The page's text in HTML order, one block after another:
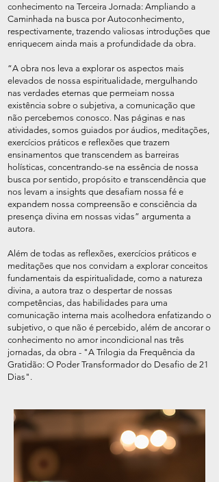
conhecimento na Terceira Jornada: Ampliando a
Caminhada na busca por Autoconhecimento,
respectivamente, trazendo valiosas introduções que
enriquecem ainda mais a profundidade da obra.
“A obra nos leva a explorar os aspectos mais
elevados de nossa espiritualidade, mergulhando
nas verdades eternas que permeiam nossa
existência sobre o subjetiva, a comunicação que
não percebemos conosco. Nas páginas e nas
atividades, somos guiados por áudios, meditações,
exercícios práticos e reflexões que trazem
ensinamentos que transcendem as barreiras
holísticas, concentrando-se na essência de nossa
busca por sentido, propósito e transcendência que
nos levam a insights que desafiam nossa fé e
expandem nossa compreensão e consciência da
presença divina em nossas vidas” argumenta a
autora.
Além de todas as reflexões, exercícios práticos e
meditações que nos convidam a explorar conceitos
fundamentais da espiritualidade, como a natureza
divina, a autora traz o despertar de nossas
competências, das habilidades para uma
comunicação interna mais acolhedora enfatizando o
subjetivo, o que não é percebido, além de ancorar o
conhecimento no amor incondicional nas três
jornadas, da obra - "A Trilogia da Frequência da
Gratidão: O Poder Transformador do Desafio de 21
Dias".